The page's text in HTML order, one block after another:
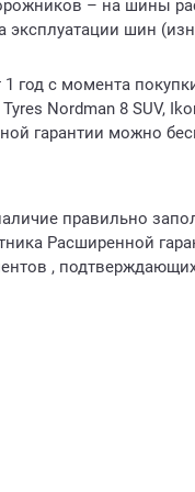
– на шины
эксплуатации шин
год с момента
Nordman 8 SUV,
гарантии можно
правильно
Расширенной
,